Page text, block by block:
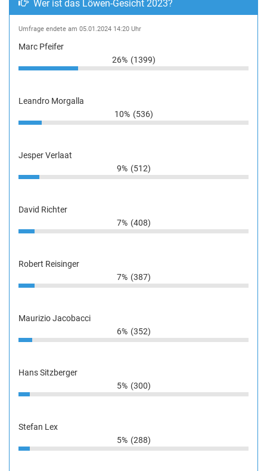
Wer ist das Löwen-Gesicht 2023?
Umfrage endete am 05.01.2024 14:20 Uhr
Marc Pfeifer
26% (1399)
Leandro Morgalla
10% (536)
Jesper Verlaat
9% (512)
David Richter
7% (408)
Robert Reisinger
7% (387)
Maurizio Jacobacci
6% (352)
Hans Sitzberger
5% (300)
Stefan Lex
5% (288)